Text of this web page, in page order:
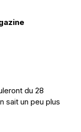
du 28
sait un peu plus